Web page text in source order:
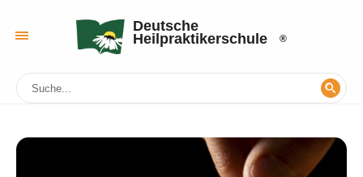
Deutsche
Heilpraktikerschule